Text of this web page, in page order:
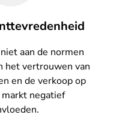
aan de normen
het vertrouwen van
en de verkoop op
negatief